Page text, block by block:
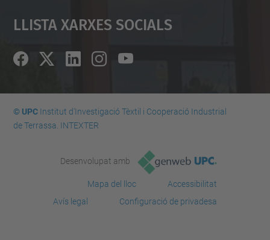
Llista Xarxes Socials
© UPCInstitut d'Investigació Tèxtil i Cooperació Industrial
de Terrassa. INTEXTER
Desenvolupat amb
Mapa del lloc
Accessibilitat
Avís legal
Configuració de privadesa